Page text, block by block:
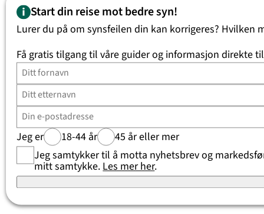
Start din reise mot bedre syn!
Lurer du på om synsfeilen din kan korrigeres? Hvilken
Få gratis tilgang til våre guider og informasjon direkte
Jeg er 18-44 år
45 år eller mer
Jeg samtykker til å motta nyhetsbrev og
mitt samtykke.Les mer her.